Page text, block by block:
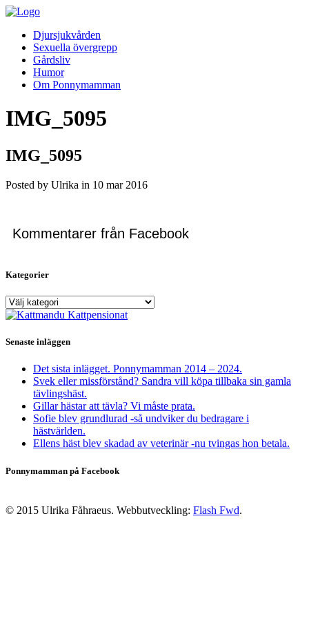
Djursjukvården
Sexuella övergrepp
Gårdsliv
Humor
Om Ponnymamman
IMG_5095
IMG_5095
Posted by Ulrika in 10 mar 2016
Kommentarer från Facebook
Kategorier
Kategorier
Senaste inläggen
Det sista inlägget. Ponnymamman 2014 – 2024.
Svek eller missförstånd? Sandra vill köpa tillbaka sin gamla
tävlingshäst.
Gillar hästar att tävla? Vi måste prata.
Sofie blev grundlurad -så undviker du bedragare i
hästvärlden.
Ellens häst blev skadad av veterinär -nu tvingas hon betala.
Ponnymamman på Facebook
© 2015 Ulrika Fåhraeus. Webbutveckling: Flash Fwd.